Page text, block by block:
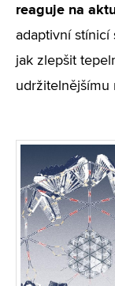
reaguje na
adaptivní stínicí
jak zlepšit
udržitelnějšímu